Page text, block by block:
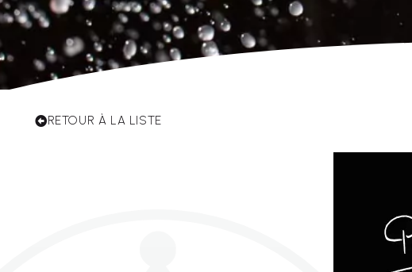
RETOUR À LA LISTE